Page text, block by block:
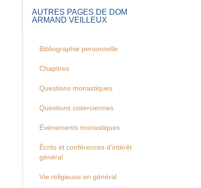
AUTRES PAGES DE DOM
ARMAND VEILLEUX
Bibliographie personnelle
Chapitres
Questions monastiques
Questions cisterciennes
Événements monastiques
Écrits et conférences d'intérêt
général
Vie religieuse en général